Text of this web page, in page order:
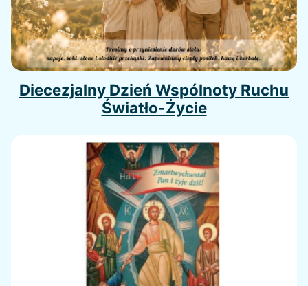
Diecezjalny Dzień Wspólnoty Ruchu
Światło-Życie